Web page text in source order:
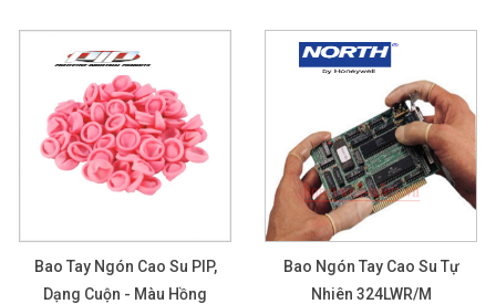
Bao Tay Ngón Cao Su PIP,
Dạng Cuộn - Màu Hồng
Bao Ngón Tay Cao Su Tự
Nhiên 324LWR/M